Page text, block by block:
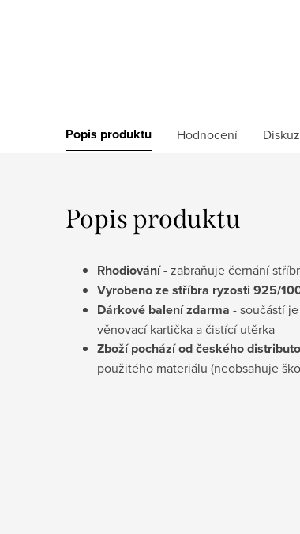
Popis produktu Hodnocení
Popis produktu
Rhodiování- zabraňuje černání
Vyrobeno ze stříbra ryzosti 925/
Dárkové balení zdarma - součástí
věnovací kartička a čistící utěrka
Zboží pochází od českého
použitého materiálu (neobsahuje